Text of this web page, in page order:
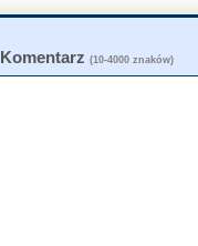
Komentarz (10-4000 znaków)